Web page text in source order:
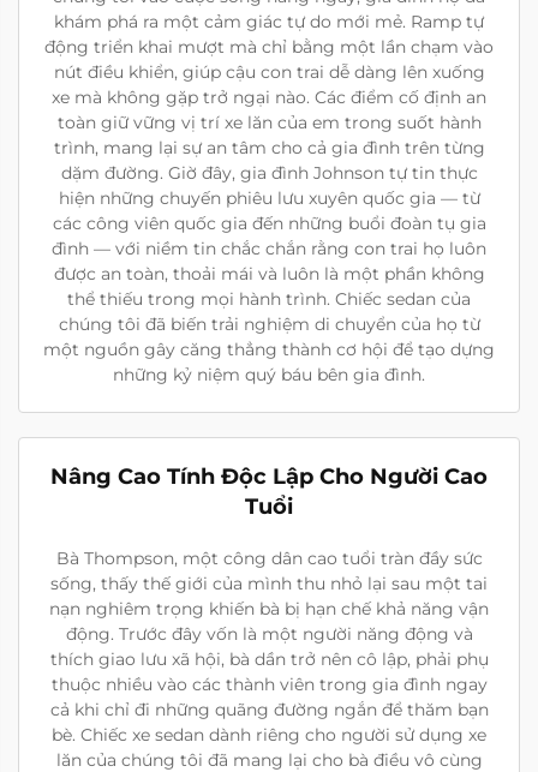
khám phá ra một cảm giác tự do mới mẻ. Ramp tự
động triển khai mượt mà chỉ bằng một lần chạm vào
nút điều khiển, giúp cậu con trai dễ dàng lên xuống
xe mà không gặp trở ngại nào. Các điểm cố định an
toàn giữ vững vị trí xe lăn của em trong suốt hành
trình, mang lại sự an tâm cho cả gia đình trên từng
dặm đường. Giờ đây, gia đình Johnson tự tin thực
hiện những chuyến phiêu lưu xuyên quốc gia — từ
các công viên quốc gia đến những buổi đoàn tụ gia
đình — với niềm tin chắc chắn rằng con trai họ luôn
được an toàn, thoải mái và luôn là một phần không
thể thiếu trong mọi hành trình. Chiếc sedan của
chúng tôi đã biến trải nghiệm di chuyển của họ từ
một nguồn gây căng thẳng thành cơ hội để tạo dựng
những kỷ niệm quý báu bên gia đình.
Nâng Cao Tính Độc Lập Cho Người Cao
Tuổi
Bà Thompson, một công dân cao tuổi tràn đầy sức
sống, thấy thế giới của mình thu nhỏ lại sau một tai
nạn nghiêm trọng khiến bà bị hạn chế khả năng vận
động. Trước đây vốn là một người năng động và
thích giao lưu xã hội, bà dần trở nên cô lập, phải phụ
thuộc nhiều vào các thành viên trong gia đình ngay
cả khi chỉ đi những quãng đường ngắn để thăm bạn
bè. Chiếc xe sedan dành riêng cho người sử dụng xe
lăn của chúng tôi đã mang lại cho bà điều vô cùng